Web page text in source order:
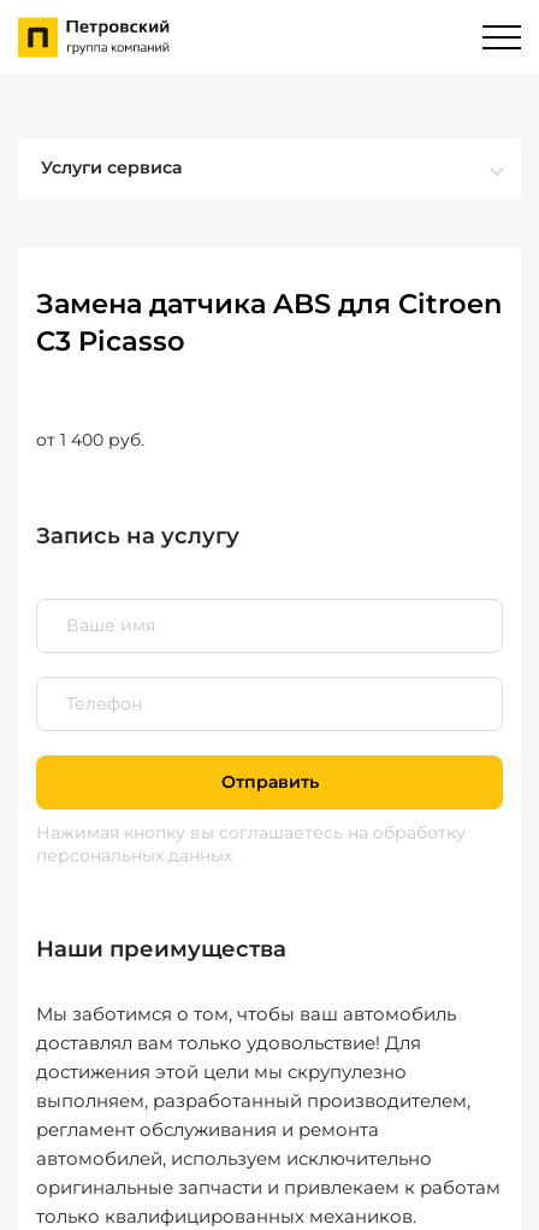
Услуги сервиса
Замена датчика ABS для Citroen
C3 Picasso
от 1 400 руб.
Запись на услугу
Отправить
Нажимая кнопку вы соглашаетесь на обработку
персональных данных
Наши преимущества
Мы заботимся о том, чтобы ваш автомобиль
доставлял вам только удовольствие! Для
достижения этой цели мы скрупулезно
выполняем, разработанный производителем,
регламент обслуживания и ремонта
автомобилей, используем исключительно
оригинальные запчасти и привлекаем к работам
только квалифицированных механиков.